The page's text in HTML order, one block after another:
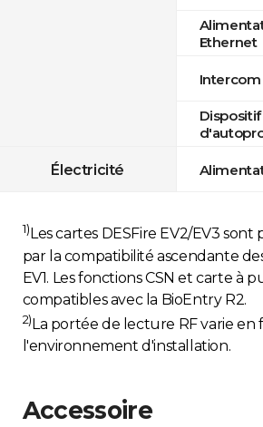
Ethernet
Intercom
Dispositif
Électricité
1) Les cartes DESFire EV2/EV3 sont
par la compatibilité ascendante
EV1. Les fonctions CSN et carte à
compatibles avec la BioEntry R2.
2)La portée de lecture RF varie en
l'environnement d'installation.
Accessoire